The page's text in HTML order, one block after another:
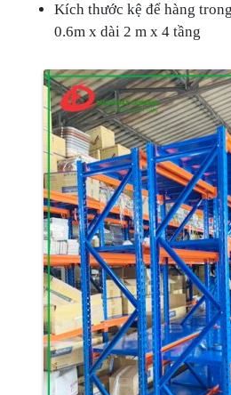
Kích thước kệ để hàng
0.6m x dài 2 m x 4 tầng